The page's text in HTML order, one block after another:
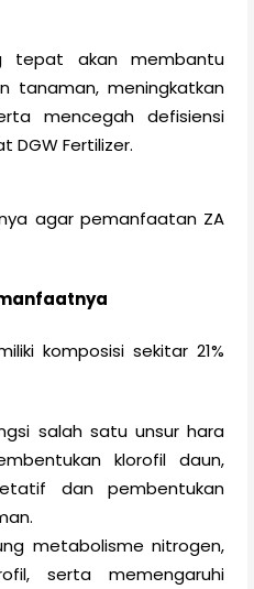
tepat akan membantu
tanaman, meningkatkan
mencegah defisiensi
DGW Fertilizer.
agar pemanfaatan ZA
komposisi sekitar 21%
salah satu unsur hara
klorofil daun,
dan pembentukan
metabolisme nitrogen,
serta memengaruhi